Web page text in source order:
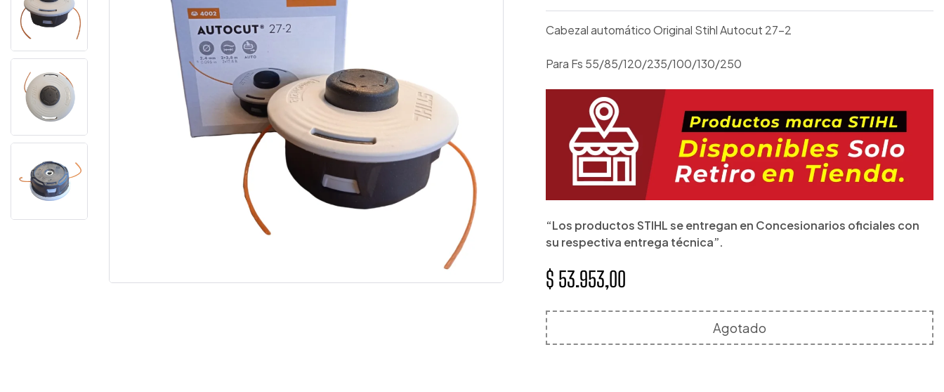
Cabezal automático Original Stihl Autocut 27-2
Para Fs 55/85/120/235/100/130/250
“Los productos STIHL se entregan en Concesionarios oficiales con
su respectiva entrega técnica”.
$ 53.953,00
Agotado